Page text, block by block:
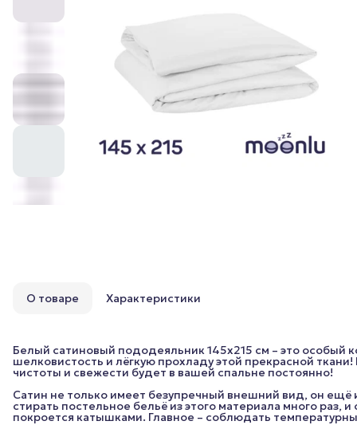
О товаре Характеристики
Белый сатиновый пододеяльник 145x215 см – это
шелковистость и лёгкую прохладу этой прекрасной
чистоты и свежести будет в вашей спальне постоянно!
Сатин не только имеет безупречный внешний вид, он ещё
стирать постельное бельё из этого материала много раз,
покроется катышками. Главное – соблюдать